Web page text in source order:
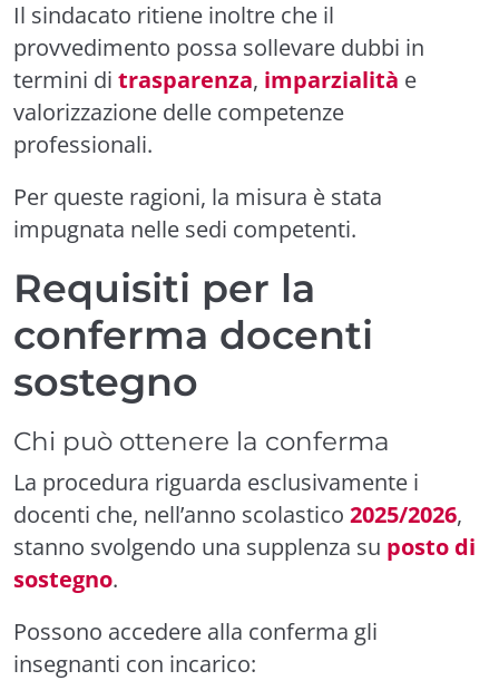
Il sindacato ritiene inoltre che il
provvedimento possa sollevare dubbi in
termini di trasparenza, imparzialità e
valorizzazione delle competenze
professionali.
Per queste ragioni, la misura è stata
impugnata nelle sedi competenti.
Requisiti per la
conferma docenti
sostegno
Chi può ottenere la conferma
La procedura riguarda esclusivamente i
docenti che, nell’anno scolastico 2025/2026,
stanno svolgendo una supplenza su posto di
sostegno.
Possono accedere alla conferma gli
insegnanti con incarico: